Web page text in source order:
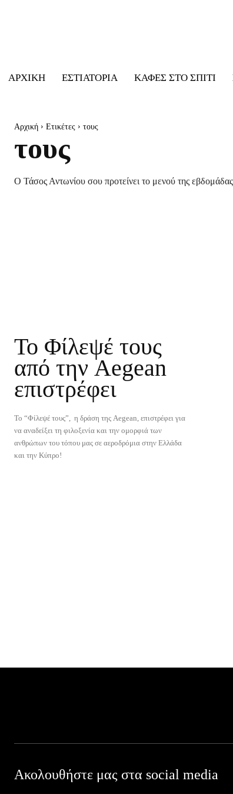
ΑΡΧΙΚΉ ΕΣΤΙΑΤΌΡΙΑ ΚΑΦΈΣ ΣΤΟ ΣΠΊΤΙ
Αρχική Ετικέτες τους
τους
Ο Τάσος Αντωνίου σου προτείνει το μενού της
Το Φίλεψέ τους
από την Aegean
επιστρέφει
Το “Φίλεψέ τους”, η δράση της Aegean, επιστρέφει για
να αναδείξει τη φιλοξενία και την ομορφιά των
ανθρώπων του τόπου μας σε αεροδρόμια στην Ελλάδα
και την Κύπρο!
Ακολουθήστε μας στα social media